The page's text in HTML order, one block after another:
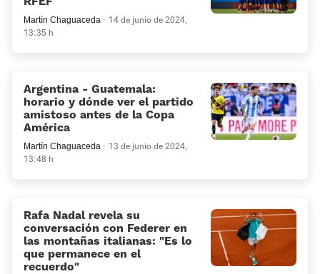
Martín Chaguaceda
14 de junio de 2024,
13:35 h
Argentina - Guatemala:
horario y dónde ver el partido
amistoso antes de la Copa
América
Martín Chaguaceda
13 de junio de 2024,
13:48 h
Rafa Nadal revela su
conversación con Federer en
las montañas italianas: «Es lo
que permanece en el
recuerdo»